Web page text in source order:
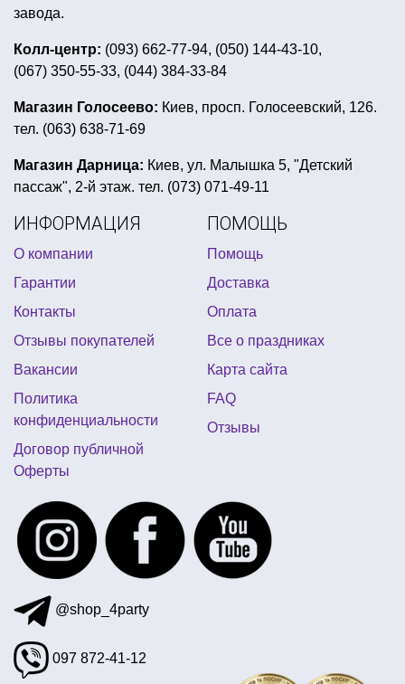
энгри бердс день рождения
грим на хеллоуин
зеленая вечеринка
герои мультфильмов из воздушных шариков
костюм вампира для девушек
аксессуары для девичника
украшение стола на halloween
даша путешественница день рождения
декор стола на день святого валентина
карнавальные костюмы мальчиков
парики карнавальные дешево
др в стиле холодное сердце гламурная вечеринка
вампирская вечеринка
аксессуары день независимости
ушки карнавальные
сувенирные деньги купить украина
новогодние украшение на стол
воздушные шары маме на день рождения
шарики в гавайском стиле
завода.
Колл-центр: (093) 662-77-94, (050) 144-43-10,
(067) 350-55-33, (044) 384-33-84
Магазин Голосеево: Киев, просп. Голосеевский, 126.
тел. (063) 638-71-69
Магазин Дарница: Киев, ул. Малышка 5, "Детский
пассаж", 2-й этаж. тел. (073) 071-49-11
ИНФОРМАЦИЯ
О компании
Гарантии
Контакты
Отзывы покупателей
Вакансии
Политика
конфиденциальности
Договор публичной
Оферты
ПОМОЩЬ
Помощь
Доставка
Оплата
Все о праздниках
Карта сайта
FAQ
Отзывы
@shop_4party
097 872-41-12